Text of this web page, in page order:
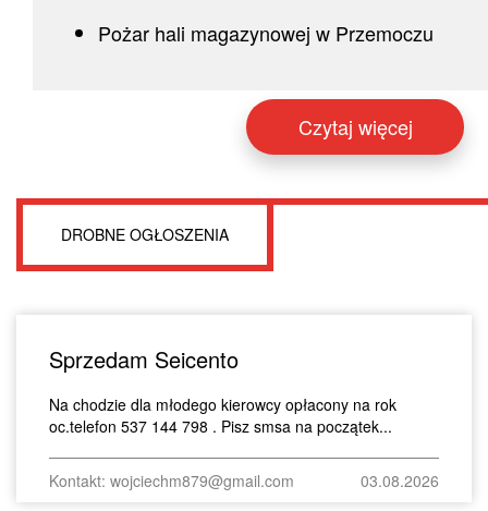
Pożar hali magazynowej w Przemoczu
Czytaj więcej
DROBNE OGŁOSZENIA
Sprzedam Seicento
Na chodzie dla młodego kierowcy opłacony na rok
oc.telefon 537 144 798 . Pisz smsa na początek...
Kontakt: wojciechm879@gmail.com 03.08.2026